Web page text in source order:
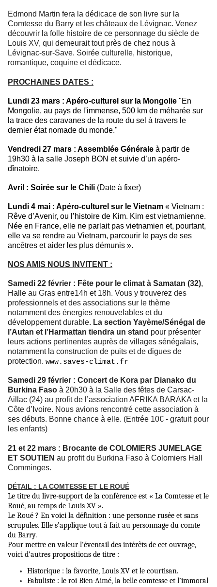
Edmond Martin fera la dédicace de son livre sur la
Comtesse du Barry et les châteaux de Lévignac. Venez
découvrir la folle histoire de ce personnage du siècle de
Louis XV, qui demeurait tout près de chez nous à
Lévignac-sur-Save. Soirée culturelle, historique,
romantique, coquine et dédicace.
PROCHAINES DATES :
Lundi 23 mars : Apéro-culturel sur la Mongolie "En
Mongolie, au pays de l'immense, 500 km de méharée sur
la trace des caravanes de la route du sel à travers le
dernier état nomade du monde."
Vendredi 27 mars : Assemblée Générale à partir de
19h30 à la salle Joseph BON et suivie d’un apéro-
dînatoire.
Avril : Soirée sur le Chili (Date à fixer)
Lundi 4 mai : Apéro-culturel sur le Vietnam « Vietnam :
Rêve d’Avenir, ou l’histoire de Kim. Kim est vietnamienne.
Née en France, elle ne parlait pas vietnamien et, pourtant,
elle va se rendre au Vietnam, parcourir le pays de ses
ancêtres et aider les plus démunis ».
NOS AMIS NOUS INVITENT :
Samedi 22 février : Fête pour le climat à Samatan (32),
Halle au Gras entre14h et 18h. Vous y trouverez des
professionnels et des associations sur le thème
notamment des énergies renouvelables et du
développement durable. La section Yayème/Sénégal de
l’Autan et l’Harmattan tiendra un stand pour présenter
leurs actions pertinentes auprès de villages sénégalais,
notamment la construction de puits et de digues de
protection. www.saves-climat.fr
Samedi 29 février : Concert de Kora par Dianako du
Burkina Faso à 20h30 à la Salle des fêtes de Carsac-
Aillac (24) au profit de l’association AFRIKA BARAKA et la
Côte d’Ivoire. Nous avions rencontré cette association à
ses débuts. Bonne chance à elle. (Entrée 10€ - gratuit pour
les enfants)
21 et 22 mars : Brocante de COLOMIERS JUMELAGE
ET SOUTIEN au profit du Burkina Faso à Colomiers Hall
Comminges.
DÉTAIL : LA COMTESSE ET LE ROUÉ
Le titre du livre-support de la conférence est « La Comtesse et le
Roué, au temps de Louis XV ».
Le Roué ? En voici la définition : une personne rusée et sans
scrupules. Elle s’applique tout à fait au personnage du comte
du Barry.
Pour mettre en valeur l’éventail des intérêts de cet ouvrage,
voici d’autres propositions de titre :
Historique : la favorite, Louis XV et le courtisan.
Fabuliste : le roi Bien-Aimé, la belle comtesse et l’immoral